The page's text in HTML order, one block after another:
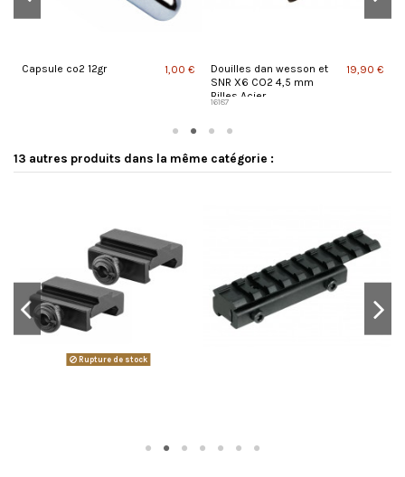
Capsule co2 12gr 1,00 €
Douilles dan wesson et
SNR X6 CO2 4,5 mm
Billes Acier
16187
19,90 €
13 autres produits dans la même catégorie :
Rupture de stock